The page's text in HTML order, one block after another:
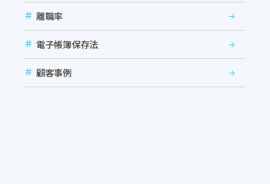
離職率
電子帳簿保存法
顧客事例